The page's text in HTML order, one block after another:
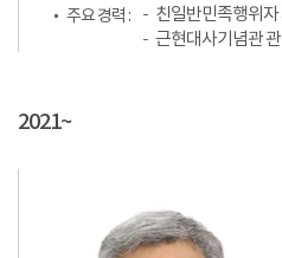
주요 경력 :
친일반민족행위
근현대사기념관
2021~